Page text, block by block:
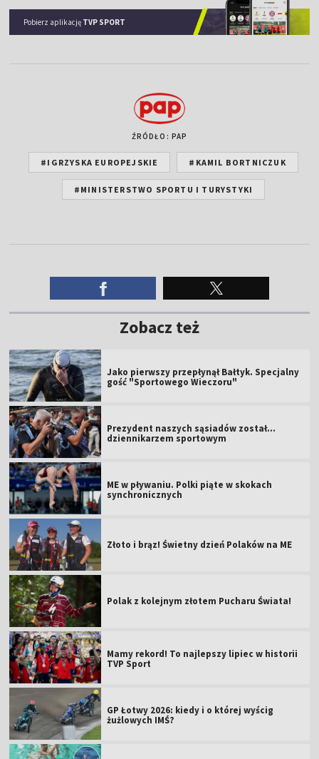
Pobierz aplikację TVP SPORT
ŹRÓDŁO: PAP
#IGRZYSKA EUROPEJSKIE #KAMIL BORTNICZUK
#MINISTERSTWO SPORTU I TURYSTYKI
Zobacz też
Jako pierwszy przepłynął Bałtyk. Specjalny
gość "Sportowego Wieczoru"
Prezydent naszych sąsiadów został...
dziennikarzem sportowym
ME w pływaniu. Polki piąte w skokach
synchronicznych
Złoto i brąz! Świetny dzień Polaków na ME
Polak z kolejnym złotem Pucharu Świata!
Mamy rekord! To najlepszy lipiec w historii
TVP Sport
GP Łotwy 2026: kiedy i o której wyścig
żużlowych IMŚ?